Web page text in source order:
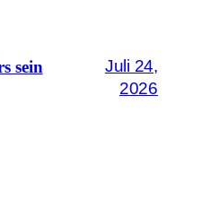
sein
Juli 24,
2026